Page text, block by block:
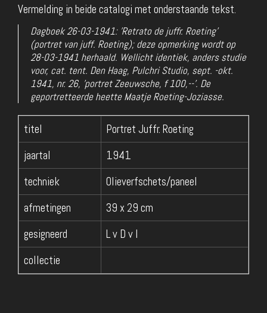
Vermelding in beide catalogi met onderstaande tekst.
Dagboek 26-03-1941: 'Retrato de juffr. Roeting'
(portret van juff. Roeting); deze opmerking wordt op
28-03-1941 herhaald. Wellicht identiek, anders studie
voor, cat. tent. Den Haag, Pulchri Studio, sept. -okt.
1941, nr. 26, 'portret Zeeuwsche, f 100,--'. De
geportretteerde heette Maatje Roeting-Joziasse.
titel
Portret Juffr. Roeting
jaartal
1941
techniek
Olieverfschets/paneel
afmetingen
39 x 29 cm
gesigneerd
L v D v I
collectie